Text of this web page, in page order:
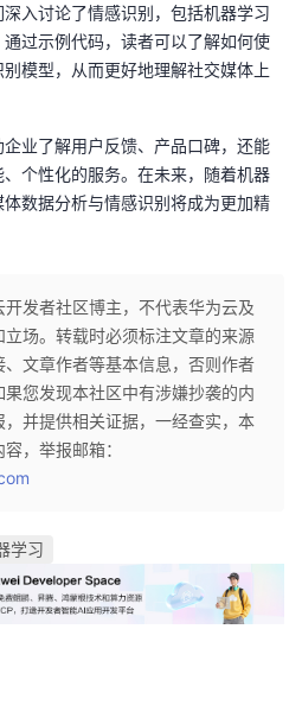
入讨论了情感识别，包括机器学习
过示例代码，读者可以了解如何使
模型，从而更好地理解社交媒体上
业了解用户反馈、产品口碑，还能
个性化的服务。在未来，随着机器
数据分析与情感识别将成为更加精
开发者社区博主，不代表华为云及
场。转载时必须标注文章的来源
、文章作者等基本信息，否则作者
您发现本社区中有涉嫌抄袭的内
并提供相关证据，一经查实，本
，举报邮箱：
学习